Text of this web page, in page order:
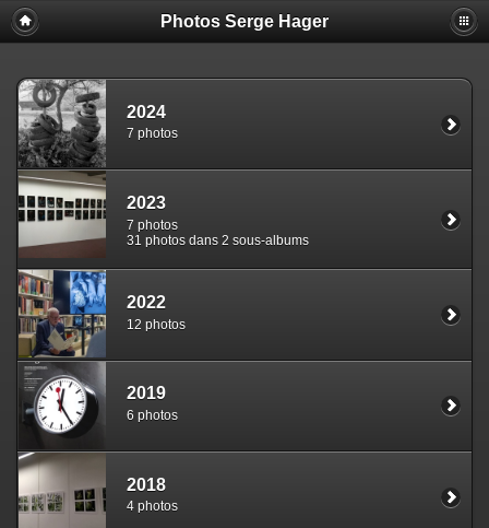
Photos Serge Hager
2024
7 photos
2023
7 photos
31 photos dans 2 sous-albums
2022
12 photos
2019
6 photos
2018
4 photos